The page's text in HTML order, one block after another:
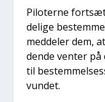
Pilo­ter­ne
de­li­ge
med­del­er dem,
den­de ven­ter på
til
vun­det.